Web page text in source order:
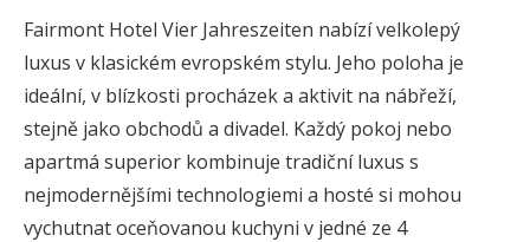
Fairmont Hotel Vier Jahreszeiten nabízí velkolepý
luxus v klasickém evropském stylu. Jeho poloha je
ideální, v blízkosti procházek a aktivit na nábřeží,
stejně jako obchodů a divadel. Každý pokoj nebo
apartmá superior kombinuje tradiční luxus s
nejmodernějšími technologiemi a hosté si mohou
vychutnat oceňovanou kuchyni v jedné ze 4